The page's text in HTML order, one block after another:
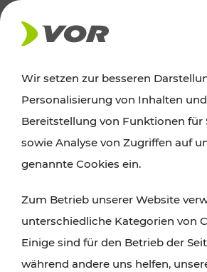
AKTUELLES
Ausflugstipps
Wien, Niederösterreich und das
Wanderungen, Kultur und
Radtouren oder purer
Attraktionen sind mit den Ticket-
Angeboten des VOR gut und
Wir setzen zur besseren
Personalisierung von Inhalten
Bereitstellung von Funktionen für
sowie Analyse von Zugriffen auf
genannte Cookies ein.
Zum Betrieb unserer Website
unterschiedliche Kategorien von
Einige sind für den Betrieb der
während andere uns helfen,